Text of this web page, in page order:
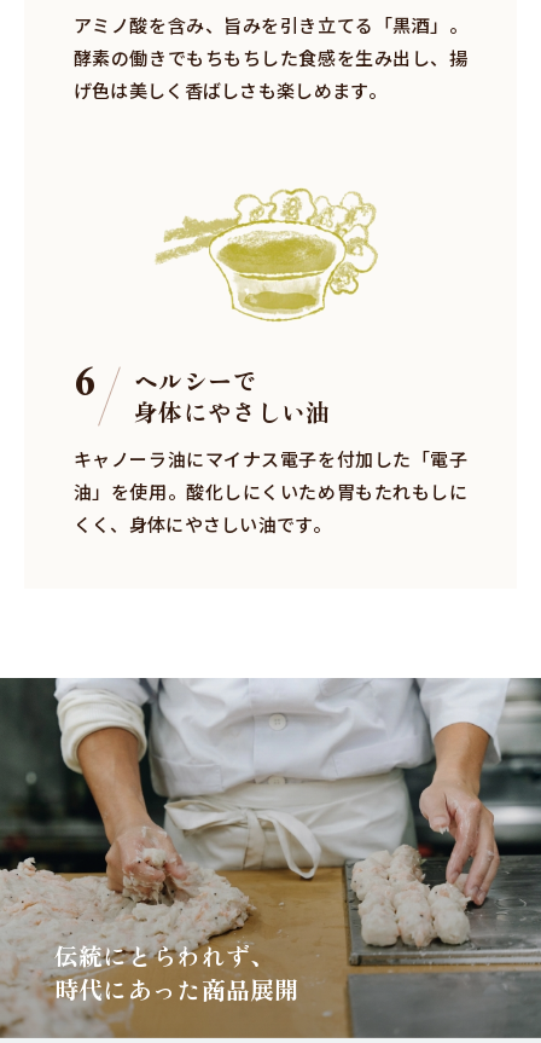
アミノ酸を含み、旨みを引き立てる「黒酒」。
酵素の働きでもちもちした食感を生み出し、揚
げ色は美しく香ばしさも楽しめます。
6
ヘルシーで
身体にやさしい油
キャノーラ油にマイナス電子を付加した「電子
油」を使用。酸化しにくいため胃もたれもしに
くく、身体にやさしい油です。
伝統にとらわれず、
時代にあった商品展開